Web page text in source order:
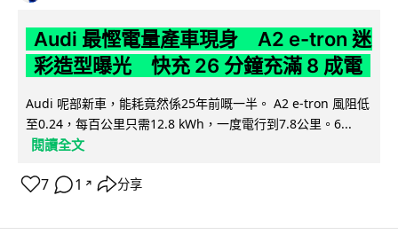
Audi 最慳電量產車現身 A2 e-tron 迷
彩造型曝光 快充 26 分鐘充滿 8 成電
Audi 呢部新車，能耗竟然係25年前嘅一半。 A2 e-tron 風阻低
至0.24，每百公里只需12.8 kWh，一度電行到7.8公里。6...
閱讀全文
7 1 ↗ 分享